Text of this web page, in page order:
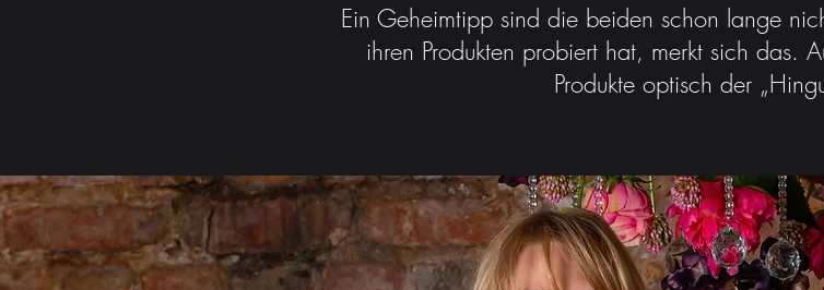
Ein Geheimtipp sind die beiden schon lange
ihren Produkten probiert hat, merkt sich das.
Produkte optisch der